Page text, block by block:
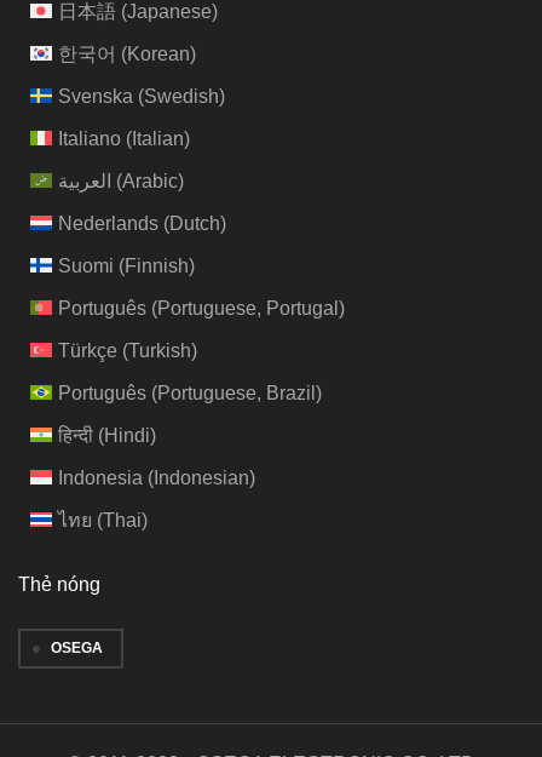
日本語(Japanese)
한국어 (Korean)
Svenska (Swedish)
Italiano(Italian)
العربية (Arabic)
Nederlands(Dutch)
Suomi (Finnish)
Português(Portuguese, Portugal )
Türkçe (Turkish)
Português(Portuguese, Brazil )
हिन्दी(Hindi)
Indonesia (Indonesian)
ไทย (Thai)
Thẻ nóng
OSEGA